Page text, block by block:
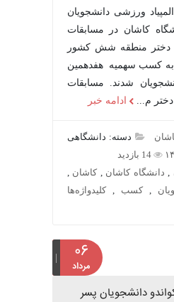
ورزشی دانشجویان
در مسابقات
منطقه شش کشور
سهمیه هفدهمین
شدند. مسابقات
ادامه خبر
دسته: دانشگاهی
کاشان ,کاشان,
کسب ,کلیدواژه‌ها
۰۶
مرداد
دانشجویان پسر